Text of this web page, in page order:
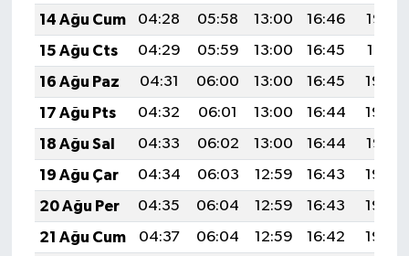
14 Ağu Cum
04:28 05:58 13:00 16:46
19:52
15 Ağu Cts
04:29 05:59 13:00 16:45
19:51
16 Ağu Paz
04:31 06:00 13:00 16:45
19:50
17 Ağu Pts
04:32 06:01 13:00 16:44
19:48
18 Ağu Sal
04:33 06:02 13:00 16:44
19:47
19 Ağu Çar
04:34 06:03 12:59 16:43
19:46
20 Ağu Per
04:35 06:04 12:59 16:43
19:45
21 Ağu Cum
04:37 06:04 12:59 16:42
19:43